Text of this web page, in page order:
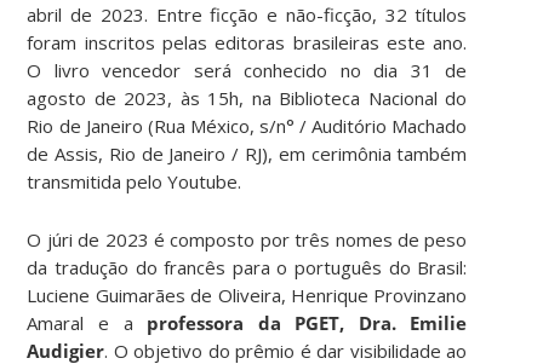
abril de 2023. Entre ficção e não-ficção, 32 títulos
foram inscritos pelas editoras brasileiras este ano.
O livro vencedor será conhecido no dia 31 de
agosto de 2023, às 15h, na Biblioteca Nacional do
Rio de Janeiro (Rua México, s/n° / Auditório Machado
de Assis, Rio de Janeiro / RJ), em cerimônia também
transmitida pelo Youtube.
O júri de 2023 é composto por três nomes de peso
da tradução do francês para o português do Brasil:
Luciene Guimarães de Oliveira, Henrique Provinzano
Amaral e a professora da PGET, Dra. Emilie
Audigier. O objetivo do prêmio é dar visibilidade ao